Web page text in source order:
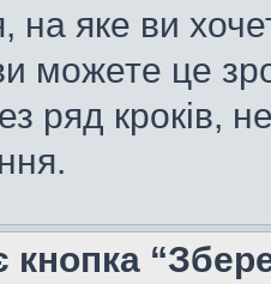
на яке ви
можете це
ряд кроків,